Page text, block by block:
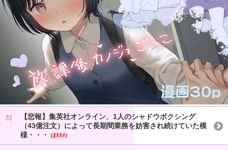
【悲報】集英社オンライン、1人のシャドウボクシング
（43億注文）によって長期間業務を妨害され続けていた模
様・・・
(ｵﾇﾇﾒ)